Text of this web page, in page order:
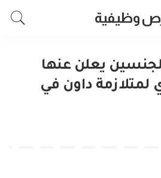
وظيفية
يعلن عنها
لمتلازمة داون في